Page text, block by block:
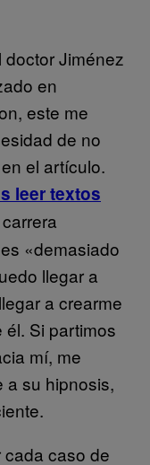
Jiménez
en
este me
de no
el artículo.
leer textos
«demasiado
llegar a
a crearme
Si partimos
mí, me
a su hipnosis,
caso de